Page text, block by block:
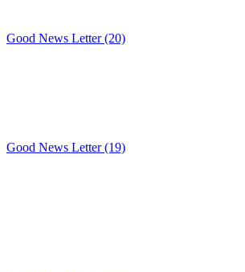
Good News Letter (20)
Good News Letter (19)